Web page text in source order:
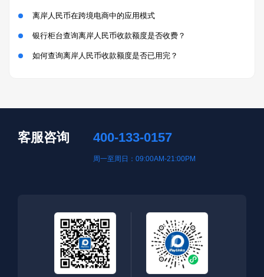
离岸人民币在跨境电商中的应用模式
银行柜台查询离岸人民币收款额度是否收费？
如何查询离岸人民币收款额度是否已用完？
客服咨询 400-133-0157
周一至周日：09:00AM-21:00PM